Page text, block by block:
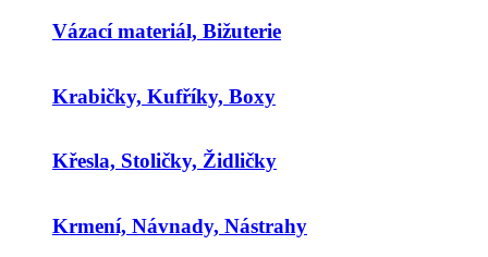
Vázací materiál, Bižuterie
Krabičky, Kufříky, Boxy
Křesla, Stoličky, Židličky
Krmení, Návnady, Nástrahy